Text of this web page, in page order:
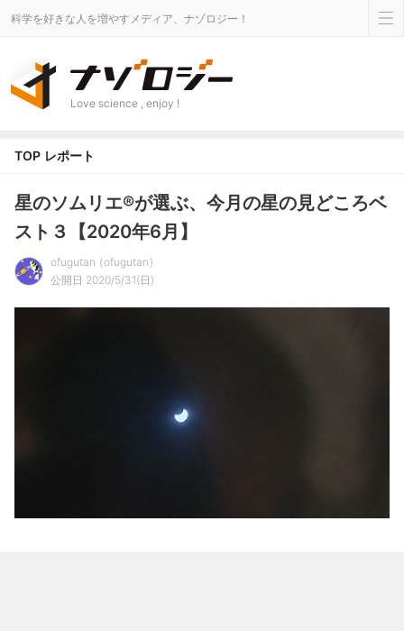
科学を好きな人を増やすメディア、ナゾロジー！
Love science , enjoy !
TOP レポート
星のソムリエ®が選ぶ、今月の星の見どころベ
スト３【2020年6月】
ofugutan
ofugutan
公開日 2020/5/31(日)